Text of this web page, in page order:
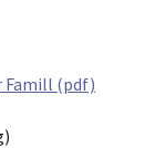
Famill (pdf)